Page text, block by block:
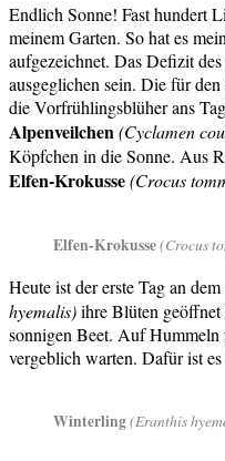
Endlich Sonne! Fast hundert
meinem Garten. So hat es
aufgezeichnet. Das Defizit des
ausgeglichen sein. Die für
die Vorfrühlingsblüher ans
Alpenveilchen(Cyclamen
Köpfchen in die Sonne. Aus
Elfen-Krokusse(Crocus
Elfen-Krokusse(Crocus
Heute ist der erste Tag an
hyemalis)ihre Blüten geöffnet
sonnigen Beet. Auf
vergeblich warten. Dafür ist
Winterling(Eranthis